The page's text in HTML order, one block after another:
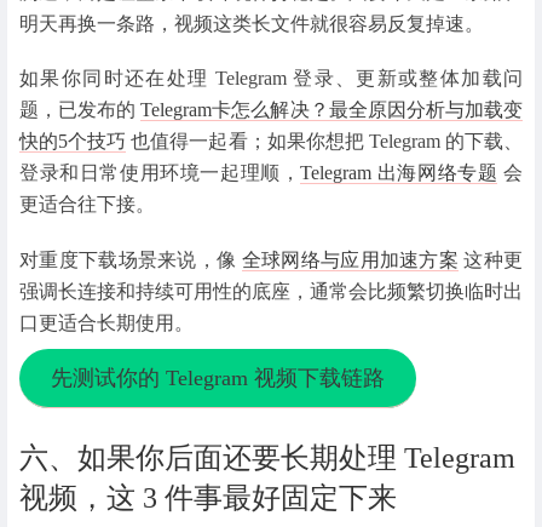
明天再换一条路，视频这类长文件就很容易反复掉速。
如果你同时还在处理 Telegram 登录、更新或整体加载问
题，已发布的Telegram卡怎么解决？最全原因分析与加载变
快的5个技巧 也值得一起看；如果你想把 Telegram 的下载、
登录和日常使用环境一起理顺，Telegram 出海网络专题 会
更适合往下接。
对重度下载场景来说，像 全球网络与应用加速方案 这种更
强调长连接和持续可用性的底座，通常会比频繁切换临时出
口更适合长期使用。
先测试你的 Telegram 视频下载链路
六、如果你后面还要长期处理 Telegram
视频，这 3 件事最好固定下来